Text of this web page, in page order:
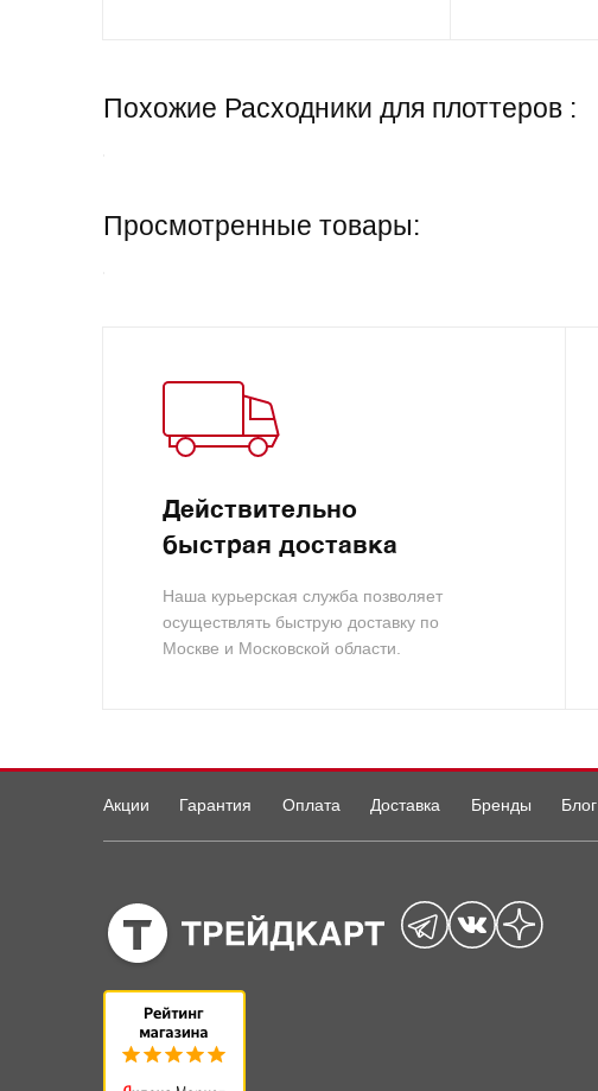
Похожие Расходники для плоттеров :
Просмотренные товары:
Действительно
быстрая доставка
Наша курьерская служба позволяет
осуществлять быструю доставку по
Москве и Московской области.
Акции Гарантия Оплата Доставка Бренды Блог